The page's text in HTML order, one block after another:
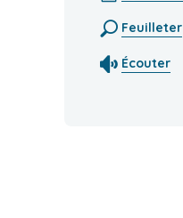
Feuilleter
Écouter